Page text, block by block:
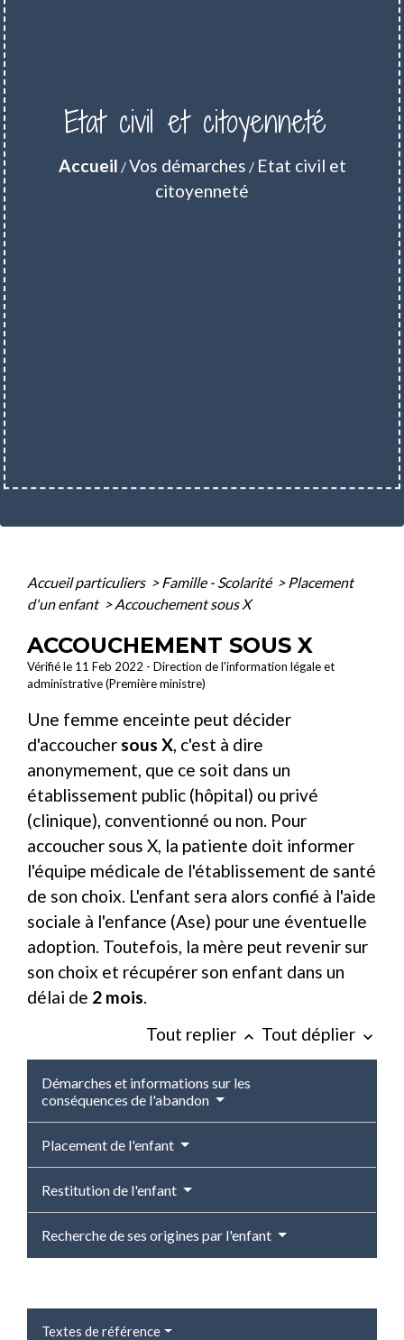
Etat civil et citoyenneté
Accueil /Vos démarches / Etat civil et
citoyenneté
Accueil particuliers > Famille - Scolarité > Placement
d'un enfant > Accouchement sous X
ACCOUCHEMENT SOUS X
Vérifié le 11 Feb 2022 - Direction de l'information légale et
administrative (Première ministre)
Une femme enceinte peut décider
d'accouchersous X, c'est à dire
anonymement, que ce soit dans un
établissement public (hôpital) ou privé
(clinique), conventionné ou non. Pour
accoucher sous X, la patiente doit informer
l'équipe médicale de l'établissement de santé
de son choix. L'enfant sera alors confié à l'aide
sociale à l'enfance (Ase) pour une éventuelle
adoption. Toutefois, la mère peut revenir sur
son choix et récupérer son enfant dans un
délai de 2 mois.
Tout replier keyboard_arrow_up Tout déplier keyboard_arrow_down
Démarches et informations sur les
conséquences de l'abandon
Placement de l'enfant
Restitution de l'enfant
Recherche de ses origines par l'enfant
Textes de référence